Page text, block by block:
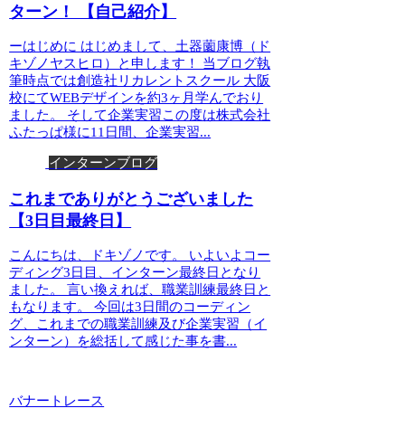
ターン！ 【自己紹介】
ーはじめに はじめまして、土器薗康博（ド
キゾノヤスヒロ）と申します！ 当ブログ執
筆時点では創造社リカレントスクール 大阪
校にてWEBデザインを約3ヶ月学んでおり
ました。 そして企業実習この度は株式会社
ふたっぱ様に11日間、企業実習...
インターンブログ
これまでありがとうございました
【3日目最終日】
こんにちは、ドキゾノです。 いよいよコー
ディング3日目、インターン最終日となり
ました。 言い換えれば、職業訓練最終日と
もなります。 今回は3日間のコーディン
グ、これまでの職業訓練及び企業実習（イ
ンターン）を総括して感じた事を書...
バナートレース